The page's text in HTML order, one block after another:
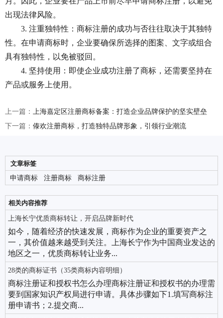
出现法律风险。
3. 注重独特性：商标注册的成功与否往往取决于其独特
性。在申请商标时，企业要确保所选择的图案、文字或组合
具有独特性，以免被驳回。
4. 坚持使用：即使企业成功注册了商标，还需要坚持在
产品或服务上使用。
上一篇： 上海嘉定区注册商标备案：打造企业品牌保护的坚实壁垒
下一篇： 傣欢注册商标，打造独特品牌形象，引领行业潮流
文章标签
申请商标
注册商标 商标注册
相关内容推荐
上海长宁优质商标转让，开启品牌新时代
如今，随着经济的快速发展，商标作为企业的重要资产之
一，其价值越来越受到关注。上海长宁作为中国商业发达的
地区之一，优质商标转让业务...
28类的商标证书（35类商标内容明细）
商标注册证和授权书怎么办理商标注册证和授权书的办理需
要到国家知识产权局进行申请。具体步骤如下1.填写商标注
册申请书；2.提交商...